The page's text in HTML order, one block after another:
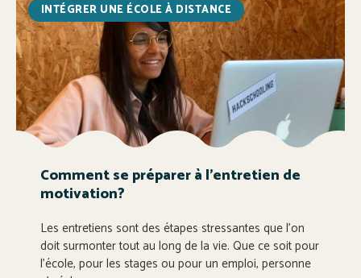
INTÉGRER UNE ÉCOLE À DISTANCE
Comment se préparer à l’entretien de
motivation?
Les entretiens sont des étapes stressantes que l’on
doit surmonter tout au long de la vie. Que ce soit pour
l’école, pour les stages ou pour un emploi, personne